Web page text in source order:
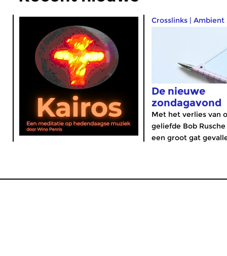
Crosslinks | Ambient
De nieuwe
zondagavond
Met het verlies van
geliefde Bob
een groot gat